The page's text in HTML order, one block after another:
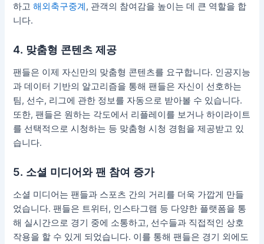
하고해외축구중계, 관객의 참여감을 높이는 데 큰 역할을 합
니다.
4. 맞춤형 콘텐츠 제공
팬들은 이제 자신만의 맞춤형 콘텐츠를 요구합니다. 인공지능
과 데이터 기반의 알고리즘을 통해 팬들은 자신이 선호하는
팀, 선수, 리그에 관한 정보를 자동으로 받아볼 수 있습니다.
또한, 팬들은 원하는 각도에서 리플레이를 보거나 하이라이트
를 선택적으로 시청하는 등 맞춤형 시청 경험을 제공받고 있
습니다.
5. 소셜 미디어와 팬 참여 증가
소셜 미디어는 팬들과 스포츠 간의 거리를 더욱 가깝게 만들
었습니다. 팬들은 트위터, 인스타그램 등 다양한 플랫폼을 통
해 실시간으로 경기 중에 소통하고, 선수들과 직접적인 상호
작용을 할 수 있게 되었습니다. 이를 통해 팬들은 경기 외에도